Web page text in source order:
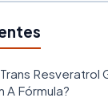
Resveratrol
A Fórmula?